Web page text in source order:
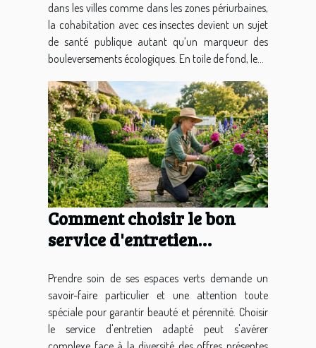
dans les villes comme dans les zones périurbaines,
la cohabitation avec ces insectes devient un sujet
de santé publique autant qu’un marqueur des
bouleversements écologiques. En toile de fond, le...
Comment choisir le bon
service d'entretien
besoins ?
Prendre soin de ses espaces verts demande un
savoir-faire particulier et une attention toute
spéciale pour garantir beauté et pérennité. Choisir
le service d'entretien adapté peut s'avérer